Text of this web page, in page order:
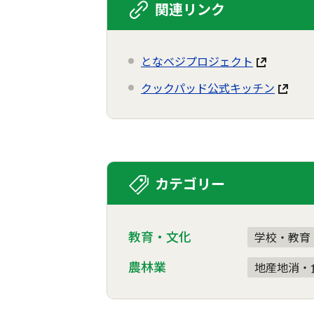
関連リンク
となベジプロジェクト
クックパッド公式キッチン
カテゴリー
教育・文化 学校・教育
農林業 地産地消・